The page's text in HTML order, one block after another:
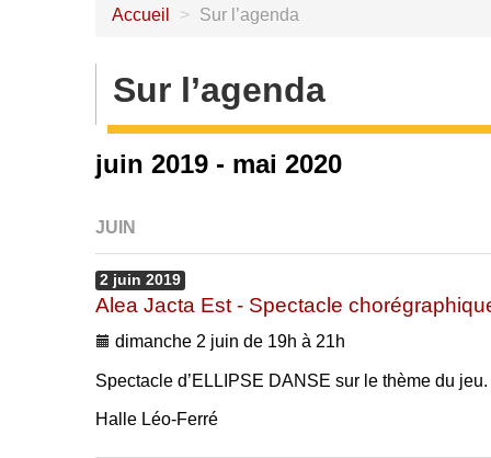
Accueil > Sur l’agenda
Sur l’agenda
juin 2019 - mai 2020
JUIN
2 juin 2019
Alea Jacta Est - Spectacle
dimanche 2 juin de 19h à 21h
Spectacle d’ELLIPSE DANSE sur le thème du jeu.
Halle Léo-Ferré